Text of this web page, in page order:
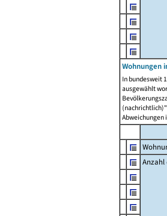
Wohnungen
In bundesweit
ausgewählt
Abweichungen
Anzahl